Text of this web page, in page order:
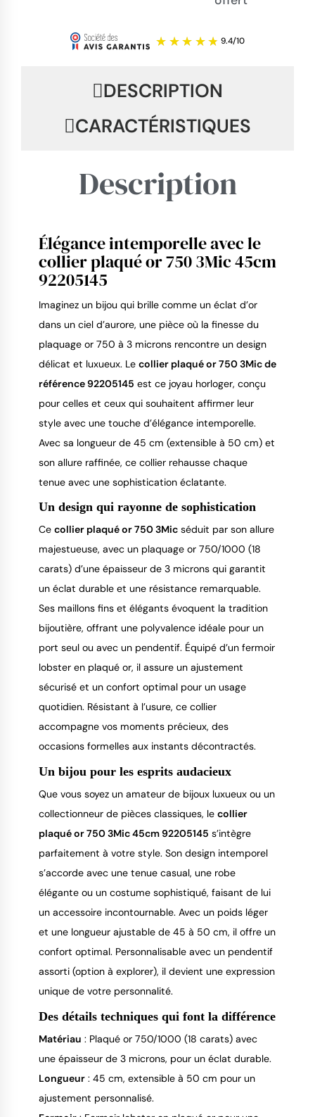
9.4
DESCRIPTION
CARACTÉRISTIQUES
Description
Élégance intemporelle avec le
collier plaqué or 750 3Mic 45cm
92205145
Imaginez un bijou qui brille comme un éclat d’or
dans un ciel d’aurore, une pièce où la finesse du
plaquage or 750 à 3 microns rencontre un design
délicat et luxueux. Le collier plaqué or 750 3Mic de
référence 92205145 est ce joyau horloger, conçu
pour celles et ceux qui souhaitent affirmer leur
style avec une touche d’élégance intemporelle.
Avec sa longueur de 45 cm (extensible à 50 cm) et
son allure raffinée, ce collier rehausse chaque
tenue avec une sophistication éclatante.
Un design qui rayonne de sophistication
Ce collier plaqué or 750 3Mic séduit par son allure
majestueuse, avec un plaquage or 750/1000 (18
carats) d’une épaisseur de 3 microns qui garantit
un éclat durable et une résistance remarquable.
Ses maillons fins et élégants évoquent la tradition
bijoutière, offrant une polyvalence idéale pour un
port seul ou avec un pendentif. Équipé d’un fermoir
lobster en plaqué or, il assure un ajustement
sécurisé et un confort optimal pour un usage
quotidien. Résistant à l’usure, ce collier
accompagne vos moments précieux, des
occasions formelles aux instants décontractés.
Un bijou pour les esprits audacieux
Que vous soyez un amateur de bijoux luxueux ou un
collectionneur de pièces classiques, le collier
plaqué or 750 3Mic 45cm 92205145 s’intègre
parfaitement à votre style. Son design intemporel
s’accorde avec une tenue casual, une robe
élégante ou un costume sophistiqué, faisant de lui
un accessoire incontournable. Avec un poids léger
et une longueur ajustable de 45 à 50 cm, il offre un
confort optimal. Personnalisable avec un pendentif
assorti (option à explorer), il devient une expression
unique de votre personnalité.
Des détails techniques qui font la différence
Matériau : Plaqué or 750/1000 (18 carats) avec
une épaisseur de 3 microns, pour un éclat durable.
Longueur : 45 cm, extensible à 50 cm pour un
ajustement personnalisé.